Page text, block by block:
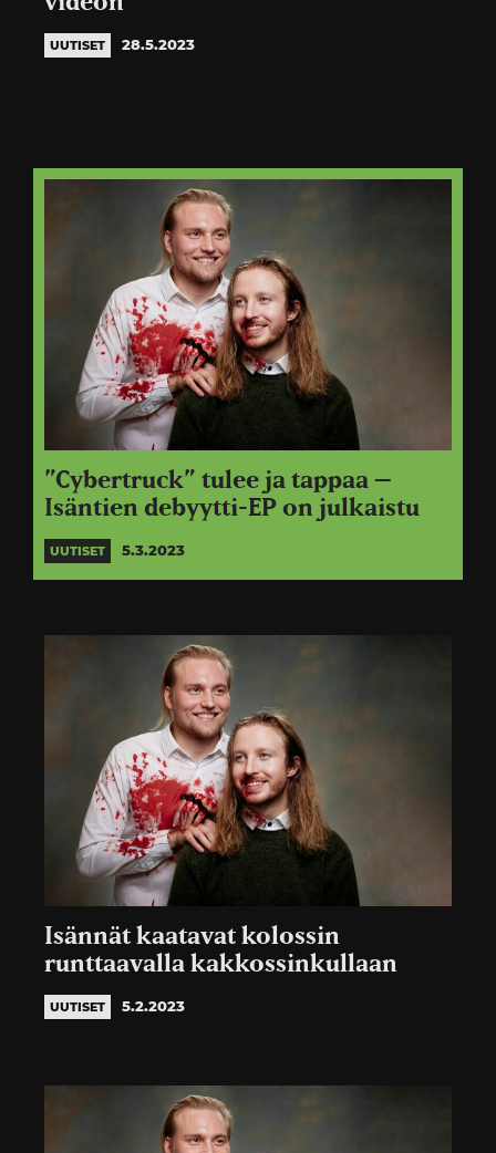
UUTISET 28.5.2023
”Cybertruck” tulee ja tappaa –
Isäntien debyytti-EP on julkaistu
UUTISET 5.3.2023
Isännät kaatavat kolossin
runttaavalla kakkossinkullaan
UUTISET 5.2.2023